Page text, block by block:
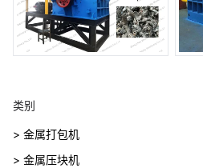
类别
> 金属打包机
> 金属压块机